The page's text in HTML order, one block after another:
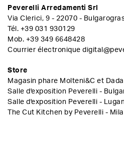
Peverelli Arredamenti Srl
Via Clerici, 9 - 22070 -
Tél. +39 031 930129
Mob. +39 349 6648428
Courrier électronique
Store
Magasin phare Molteni&C et
Salle d'exposition Peverelli -
Salle d'exposition Peverelli -
The Cut Kitchen by Peverelli -